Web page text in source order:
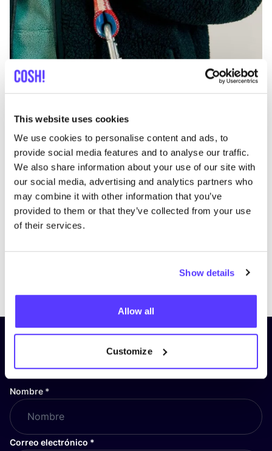
This website uses cookies
We use cookies to personalise content and ads, to
provide social media features and to analyse our traffic.
We also share information about your use of our site with
our social media, advertising and analytics partners who
may combine it with other information that you’ve
provided to them or that they’ve collected from your use
of their services.
Show details
Allow all
Customize
PreviousNext
¡Suscríbete a nuestro boletín
y mantente informado!
Nombre *
Correo electrónico *